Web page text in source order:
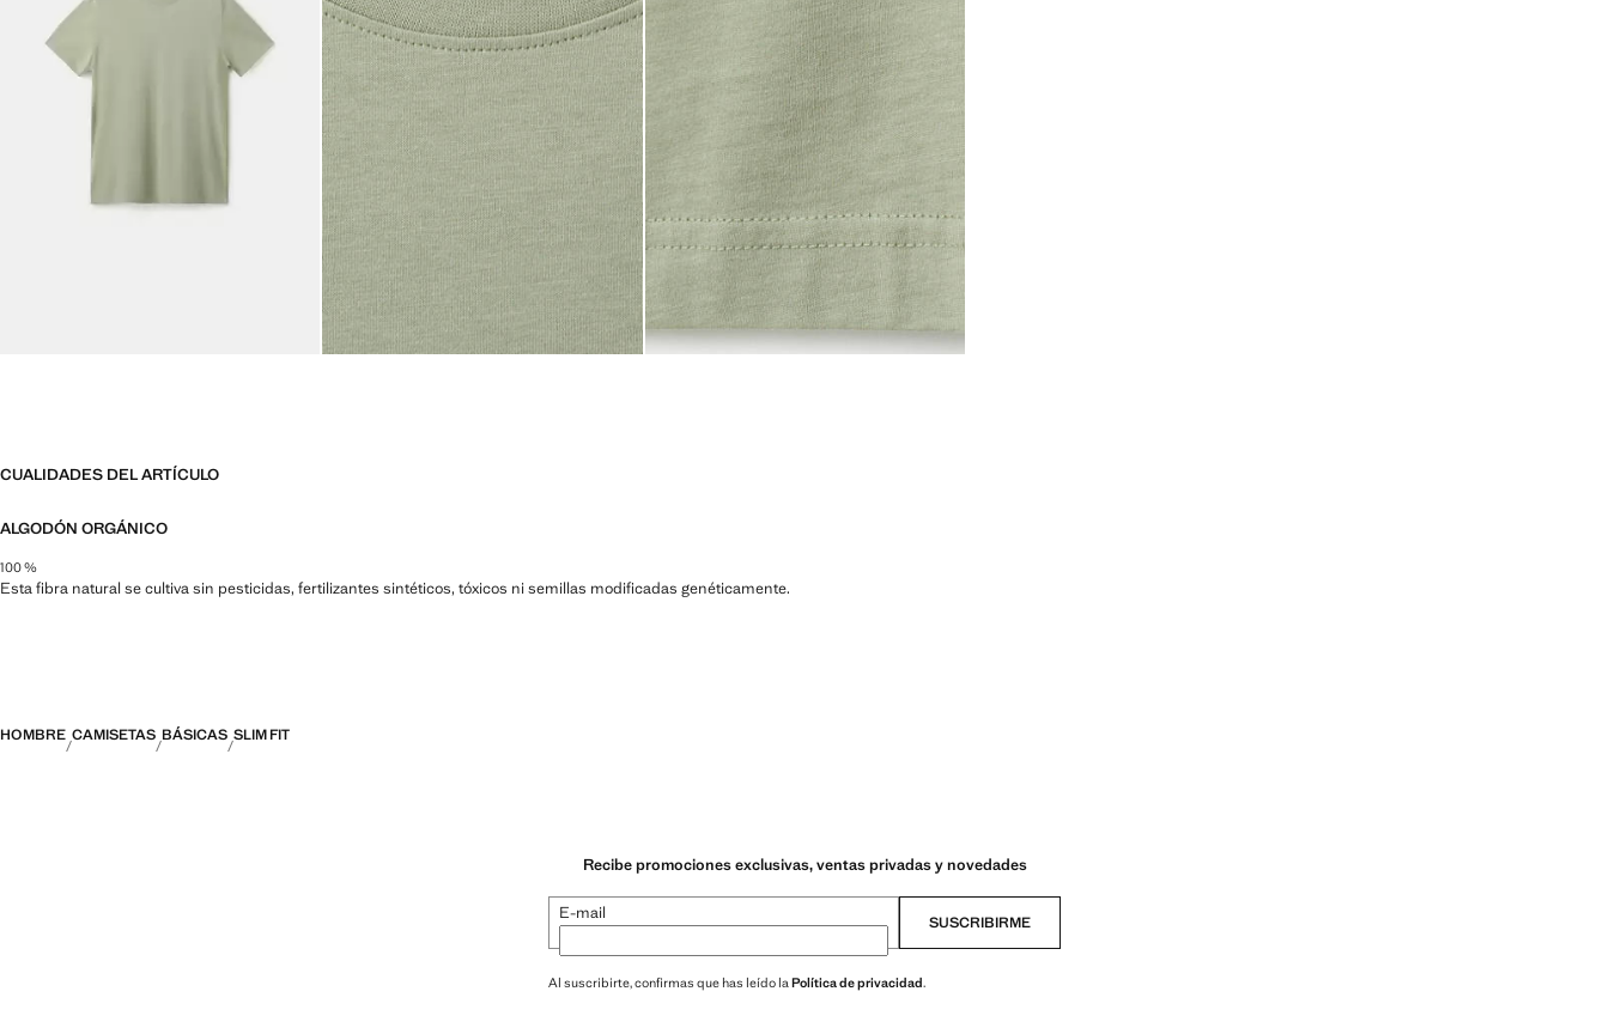
CUALIDADES DEL ARTÍCULO
ALGODÓN ORGÁNICO
100 %
Esta fibra natural se cultiva sin pesticidas, fertilizantes sintéticos, tóxicos ni semillas modificadas genéticamente.
HOMBRE CAMISETAS BÁSICAS SLIM FIT
Recibe promociones exclusivas, ventas privadas y novedades
E-mail SUSCRIBIRME
Al suscribirte, confirmas que has leído la Política de privacidad.